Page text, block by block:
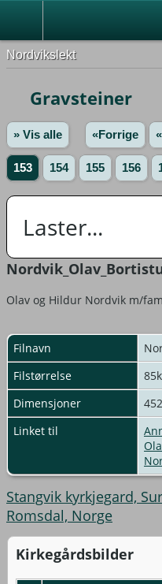
Nordvikslekt
Gravsteiner
» Vis alle «Forrige
153 154 155 156
Laster...
Olav og Hildur Nordvik m/
Filnavn
Filstørrelse
85k
Dimensjoner
Linket til
Stangvik kyrkjegard,
Romsdal, Norge
Kirkegårdsbilder